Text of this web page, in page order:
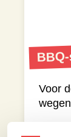
Voor